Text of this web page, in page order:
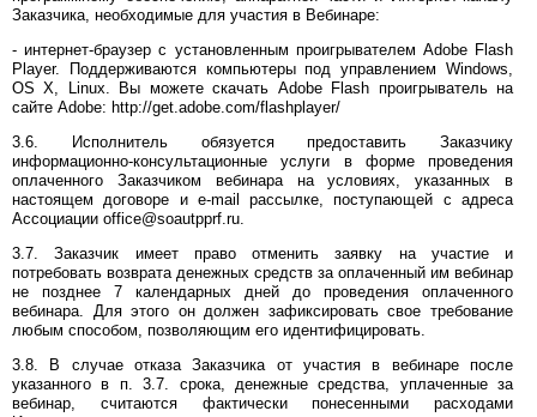
Заказчика, необходимые для участия в Вебинаре:
- интернет-браузер с установленным проигрывателем Adobe Flash
Player. Поддерживаются компьютеры под управлением Windows,
OS X, Linux. Вы можете скачать Adobe Flash проигрыватель на
сайте Adobe: http://get.adobe.com/flashplayer/
3.6. Исполнитель обязуется предоставить Заказчику
информационно-консультационные услуги в форме проведения
оплаченного Заказчиком вебинара на условиях, указанных в
настоящем договоре и e-mail рассылке, поступающей с адреса
Ассоциации office@soautpprf.ru.
3.7. Заказчик имеет право отменить заявку на участие и
потребовать возврата денежных средств за оплаченный им вебинар
не позднее 7 календарных дней до проведения оплаченного
вебинара. Для этого он должен зафиксировать свое требование
любым способом, позволяющим его идентифицировать.
3.8. В случае отказа Заказчика от участия в вебинаре после
указанного в п. 3.7. срока, денежные средства, уплаченные за
вебинар, считаются фактически понесенными расходами